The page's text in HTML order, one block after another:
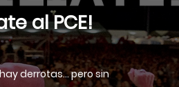
al PCE!
derrotas... pero sin